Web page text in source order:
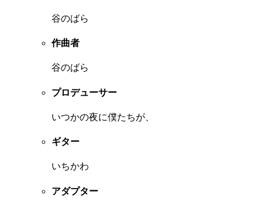
谷のばら
作曲者
谷のばら
プロデューサー
いつかの夜に僕たちが、
ギター
いちかわ
アダプター